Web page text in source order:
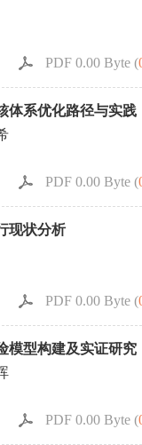
PDF 0.00 Byte (
体系优化路径与实践
PDF 0.00 Byte (
现状分析
PDF 0.00 Byte (
模型构建及实证研究
PDF 0.00 Byte (